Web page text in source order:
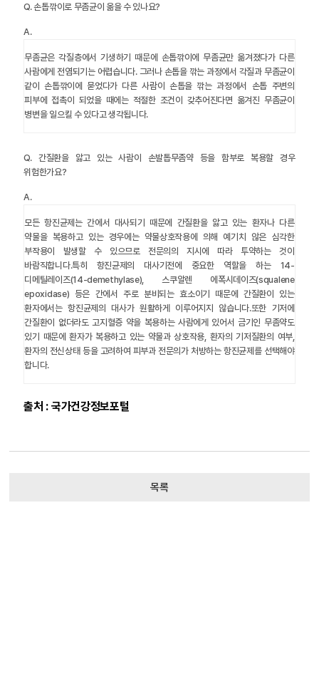
Q.손톱깎이로 무좀균이 옮을 수 있나요?
A.
무좀균은 각질층에서 기생하기 때문에 손톱깎이에 무좀균만 옮겨졌다가 다른
사람에게 전염되기는 어렵습니다. 그러나 손톱을 깎는 과정에서 각질과 무좀균이
같이 손톱깎이에 묻었다가 다른 사람이 손톱을 깎는 과정에서 손톱 주변의
피부에 접촉이 되었을 때에는 적절한 조건이 갖추어진다면 옮겨진 무좀균이
병변을 일으킬 수 있다고 생각됩니다.
Q.간질환을 앓고 있는 사람이 손발톱무좀약 등을 함부로 복용할 경우
위험한가요?
A.
모든 항진균제는 간에서 대사되기 때문에 간질환을 앓고 있는 환자나 다른
약물을 복용하고 있는 경우에는 약물상호작용에 의해 예기치 않은 심각한
부작용이 발생할 수 있으므로 전문의의 지시에 따라 투약하는 것이
바람직합니다.특히 항진균제의 대사기전에 중요한 역할을 하는 14-
디메틸레이즈(14-demethylase), 스쿠알렌 에폭시데이즈(squalene
epoxidase) 등은 간에서 주로 분비되는 효소이기 때문에 간질환이 있는
환자에서는 항진균제의 대사가 원활하게 이루어지지 않습니다.또한 기저에
간질환이 없더라도 고지혈증 약을 복용하는 사람에게 있어서 금기인 무좀약도
있기 때문에 환자가 복용하고 있는 약물과 상호작용, 환자의 기저질환의 여부,
환자의 전신상태 등을 고려하여 피부과 전문의가 처방하는 항진균제를 선택해야
합니다.
출처 : 국가건강정보포털
목록